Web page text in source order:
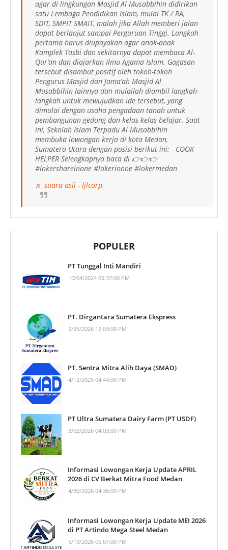
agar di lingkungan Masjid Al Musabbihin didirikan
satu Lembaga Pendidikan Islam, mulai TK / RA,
SDIT, SMPIT SMAIT, malah jika Allah memberi jalan
dapat berlanjut sampai Perguruan Tinggi. Langkah
pertama harus diupayakan agar anak-anak
Komplek Tasbi dan sekitarnya dapat membaca Al-
Qur’an dan diajarkan Ilmu Agama Islam. Gagasan
tersebut disambut positif oleh tokoh-tokoh
Pengurus Masjid dan Jama’ah Masjid Al
Musabbihin lainnya dan mulailah diambil langkah-
langkah untuk mewujudkan ide tersebut, yang
dimulai dengan usaha pengadaan tanah untuk
pembangunan gedung dan kelas-kelas belajar. Saat
ini, Sekolah Islam Terpadu Al Musabbihin
membuka lowongan kerja di kota Medan,
Sumatera Utara dengan posisi berikut ini: - COOK
HELPER Selengkapnya baca di 👉👉👉
#lokershareinone #lokerinone #lokermedan
♬ suara asli - ljlcorp.
POPULER
PT Tunggal Inti Mandiri
10/04/2024 09:37:00 PM
PT. Dirgantara Sumatera Ekspress
2/26/2026 12:03:00 PM
PT. Sentra Mitra Alih Daya (SMAD)
4/12/2025 04:44:00 PM
PT Ultra Sumatera Dairy Farm (PT USDF)
3/02/2026 04:03:00 PM
Informasi Lowongan Kerja Update APRIL
2026 di CV Berkat Mitra Food Medan
4/30/2026 04:36:00 PM
Informasi Lowongan Kerja Update MEI 2026
di PT Artindo Mega Steel Medan
5/19/2026 05:07:00 PM